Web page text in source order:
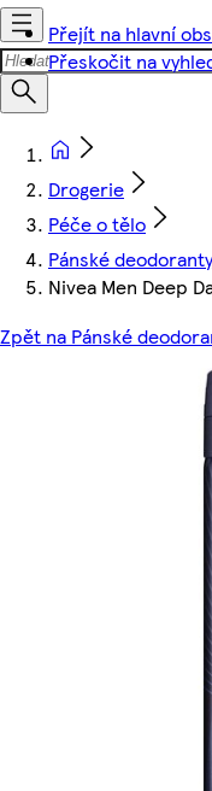
Přejít na hlavní
Přeskočit na
Drogerie
Péče o tělo
Pánské deodoranty
Nivea Men Deep
Zpět na Pánské